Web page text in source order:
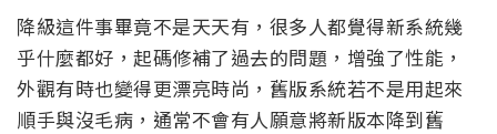
降級這件事畢竟不是天天有，很多人都覺得新系統幾
乎什麼都好，起碼修補了過去的問題，增強了性能，
外觀有時也變得更漂亮時尚，舊版系統若不是用起來
順手與沒毛病，通常不會有人願意將新版本降到舊